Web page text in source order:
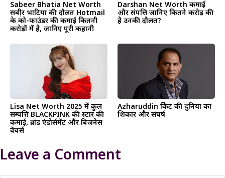
Sabeer Bhatia Net Worth
सबी़र भाटिया की दौलत Hotmail
के को-फाउंडर की कमाई कितनी
करोड़ों में है, जानिए पूरी कहानी
Darshan Net Worth कमाई
और संपत्ति जानिए कितने करोड़ की
है उनकी दौलत?
Lisa Net Worth 2025 में कुल
सम्पत्ति BLACKPINK की स्टार की
कमाई, ब्रांड एंडोर्समेंट और बिजनेस
वेंचर्स
Azharuddin क्रिकेट की दुनिया का
शिकार और संघर्ष
Leave a Comment